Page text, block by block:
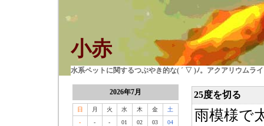
小赤
水系ペットに関するつぶやき的な( ´ ▽ )ﾉ。アクアリウムラ
2026年7月
日 月 火 水 木 金
土
-
- - 01 02 03
04
25度を切る
雨模様で